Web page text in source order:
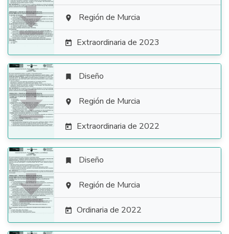
  Región de Murcia
 Extraordinaria de 2023

 Diseño
 Región de Murcia
 Extraordinaria de 2022

 Diseño
 Región de Murcia
 Ordinaria de 2022